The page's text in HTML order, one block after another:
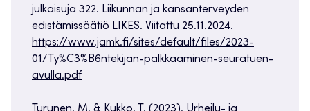
julkaisuja 322. Liikunnan ja kansanterveyden
edistämissäätiö LIKES. Viitattu 25.11.2024.
https://www.jamk.fi/sites/default/files/2023-
01/Ty%C3%B6ntekijan-palkkaaminen-seuratuen-
avulla.pdf